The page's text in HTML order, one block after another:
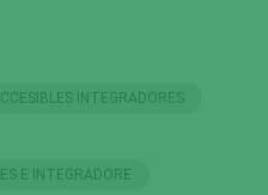
INTEGRADORES
E INTEGRADORE